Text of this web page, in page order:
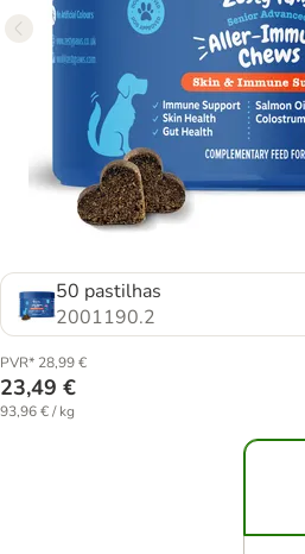
50 pastilhas
2001190.2
PVR* 28,99 €
23,49 €
93,96 € / kg